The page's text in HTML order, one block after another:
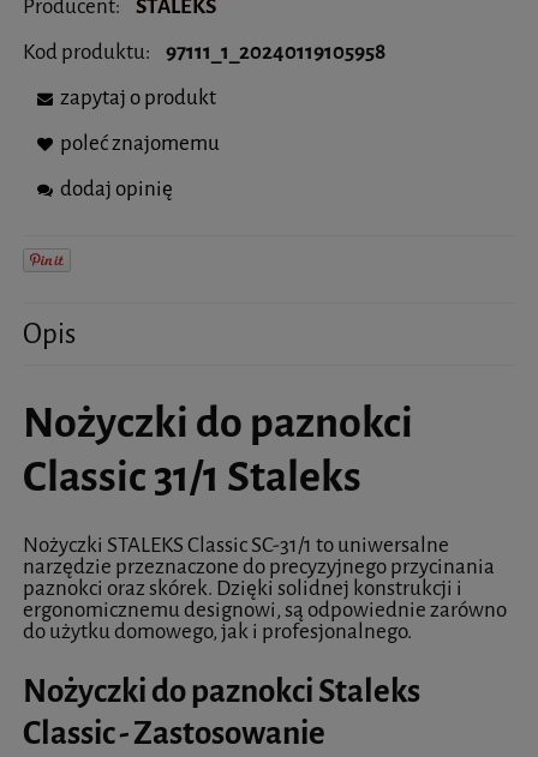
Producent:
STALEKS
Kod produktu:
97111_1_20240119105958
zapytaj o produkt
poleć znajomemu
dodaj opinię
Opis
Nożyczki do paznokci
Classic 31/1 Staleks
Nożyczki STALEKS Classic SC-31/1 to uniwersalne
narzędzie przeznaczone do precyzyjnego przycinania
paznokci oraz skórek. Dzięki solidnej konstrukcji i
ergonomicznemu designowi, są odpowiednie zarówno
do użytku domowego, jak i profesjonalnego.
Nożyczki do paznokci Staleks
Classic - Zastosowanie